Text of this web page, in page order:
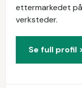
ettermarkedet
verksteder.
Se full profil